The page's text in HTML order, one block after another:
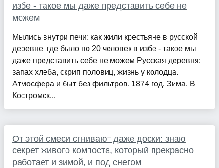
избе - такое мы даже представить себе не
можем
Мылись внутри печи: как жили крестьяне в русской
деревне, где было по 20 человек в избе - такое мы
даже представить себе не можем Русская деревня:
запах хлеба, скрип половиц, жизнь у колодца.
Атмосфера и быт без фильтров. 1874 год. Зима. В
Костромск...
От этой смеси сгнивают даже доски: знаю
секрет живого компоста, который прекрасно
работает и зимой, и под снегом